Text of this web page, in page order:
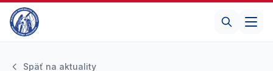
Späť na aktuality